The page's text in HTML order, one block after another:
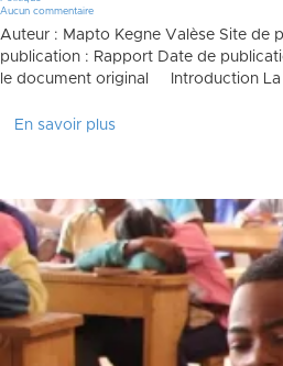
Aucun commentaire
Auteur : Mapto Kegne Valèse Site de
publication : Rapport Date de
le document original Introduction La
En savoir plus